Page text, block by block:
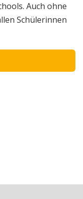
Auch ohne
Schülerinnen